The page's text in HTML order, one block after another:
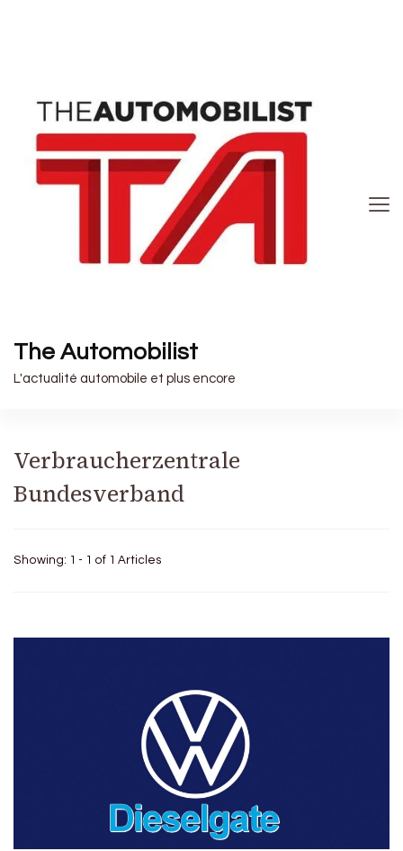
The Automobilist
L'actualité automobile et plus encore
Verbraucherzentrale
Bundesverband
Showing: 1 - 1 of 1 Articles